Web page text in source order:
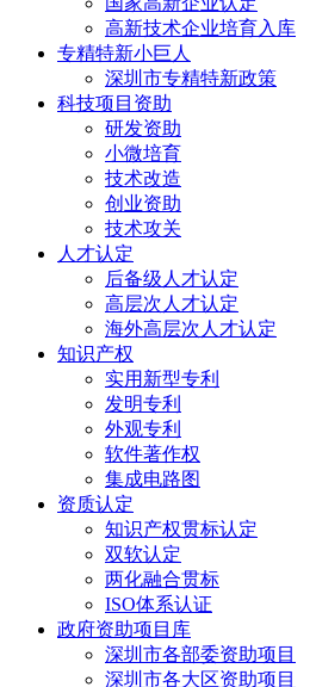
高新技术企业培育入库
专精特新小巨人
深圳市专精特新政策
科技项目资助
研发资助
小微培育
技术改造
创业资助
技术攻关
人才认定
后备级人才认定
高层次人才认定
海外高层次人才认定
知识产权
实用新型专利
发明专利
外观专利
软件著作权
集成电路图
资质认定
知识产权贯标认定
双软认定
两化融合贯标
ISO体系认证
政府资助项目库
深圳市各部委资助项目
深圳市各大区资助项目